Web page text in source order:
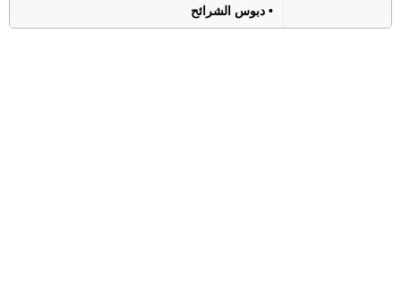
• دبوس الشرائح